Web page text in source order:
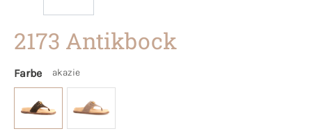
2173 Antikbock
Farbe akazie